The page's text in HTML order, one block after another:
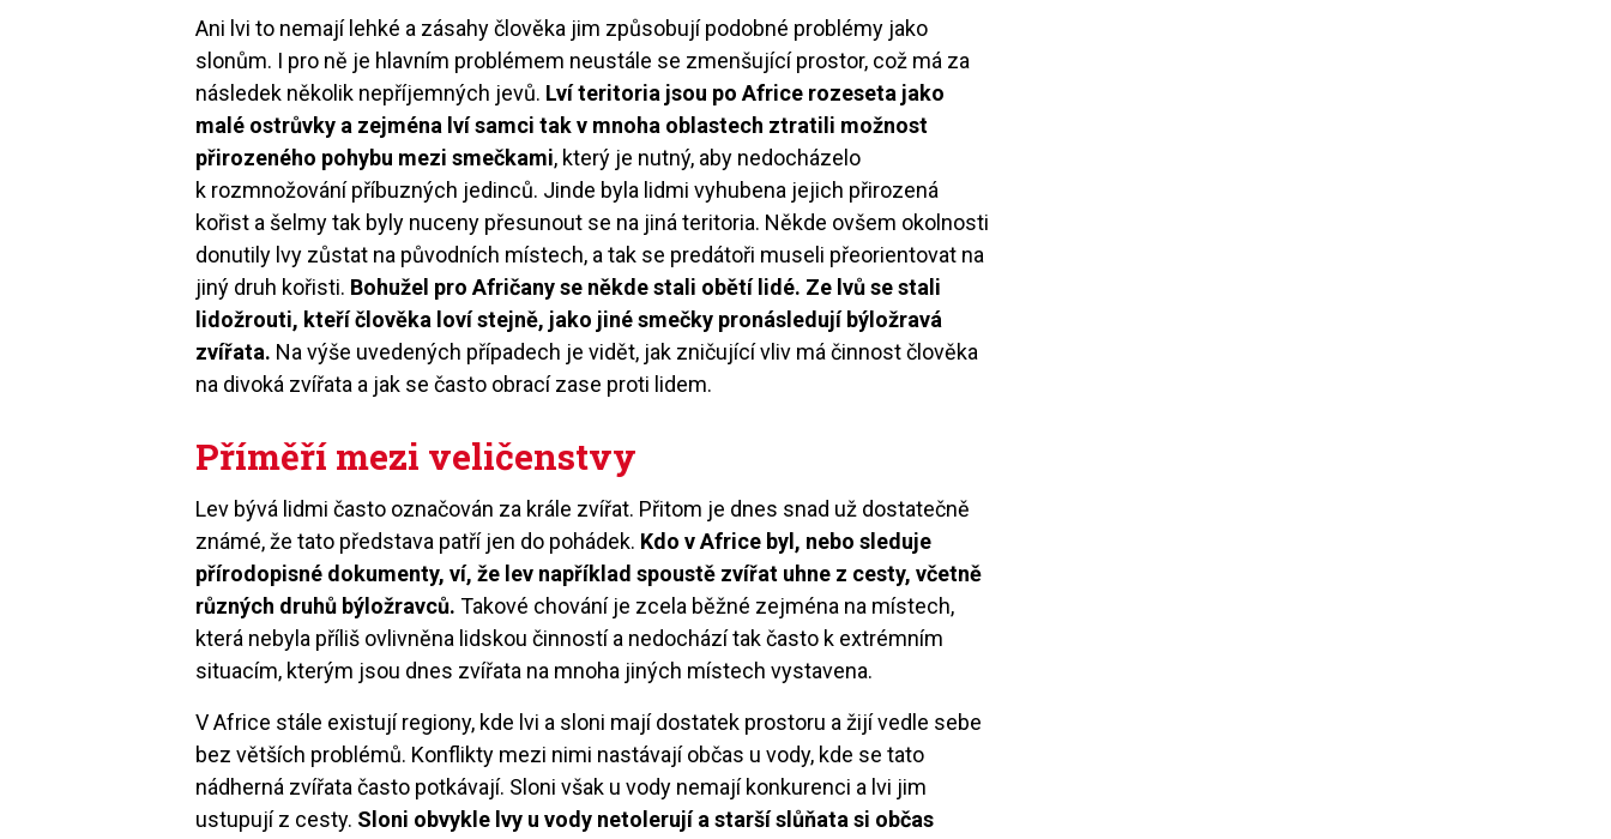
Ani lvi to nemají lehké a zásahy člověka jim způsobují podobné problémy jako
slonům. I pro ně je hlavním problémem neustále se zmenšující prostor, což má za
následek několik nepříjemných jevů. Lví teritoria jsou po Africe rozeseta jako
malé ostrůvky a zejména lví samci tak v mnoha oblastech ztratili možnost
přirozeného pohybu mezi smečkami, který je nutný, aby nedocházelo
k rozmnožování příbuzných jedinců. Jinde byla lidmi vyhubena jejich přirozená
kořist a šelmy tak byly nuceny přesunout se na jiná teritoria. Někde ovšem okolnosti
donutily lvy zůstat na původních místech, a tak se predátoři museli přeorientovat na
jiný druh kořisti. Bohužel pro Afričany se někde stali obětí lidé. Ze lvů se stali
lidožrouti, kteří člověka loví stejně, jako jiné smečky pronásledují býložravá
zvířata. Na výše uvedených případech je vidět, jak zničující vliv má činnost člověka
na divoká zvířata a jak se často obrací zase proti lidem.
Příměří mezi veličenstvy
Lev bývá lidmi často označován za krále zvířat. Přitom je dnes snad už dostatečně
známé, že tato představa patří jen do pohádek. Kdo v Africe byl, nebo sleduje
přírodopisné dokumenty, ví, že lev například spoustě zvířat uhne z cesty, včetně
různých druhů býložravců. Takové chování je zcela běžné zejména na místech,
která nebyla příliš ovlivněna lidskou činností a nedochází tak často k extrémním
situacím, kterým jsou dnes zvířata na mnoha jiných místech vystavena.
V Africe stále existují regiony, kde lvi a sloni mají dostatek prostoru a žijí vedle sebe
bez větších problémů. Konflikty mezi nimi nastávají občas u vody, kde se tato
nádherná zvířata často potkávají. Sloni však u vody nemají konkurenci a lvi jim
ustupují z cesty. Sloni obvykle lvy u vody netolerují a starší slůňata si občas